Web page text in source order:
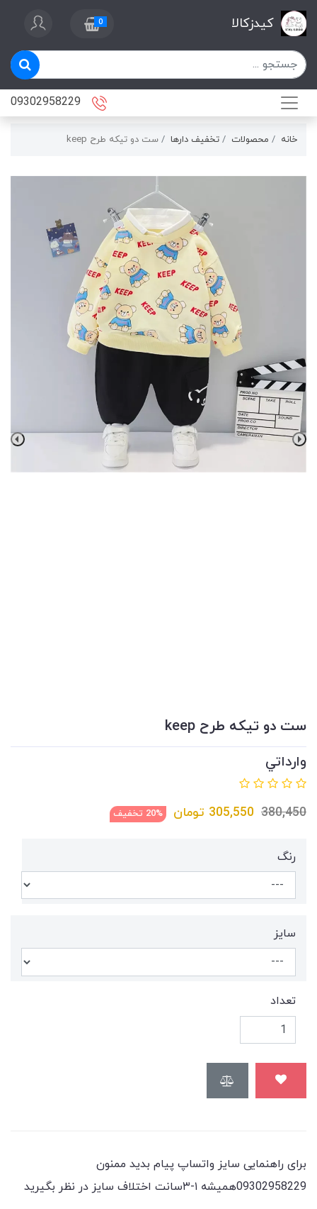
کیدزکالا 0
خانه محصولات تخفیف دارها ست دو تیکه طرح keep
ست دو تیکه طرح keep
وارداتي
380,450
305,550 تومان 20% تخفیف
رنگ
سایز
تعداد
برای راهنمایی سایز واتساپ پیام بدید ممنون
09302958229هميشه ١-٣سانت اختلاف سايز در نظر بگيريد